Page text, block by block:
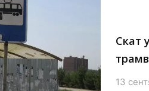
Скат
13